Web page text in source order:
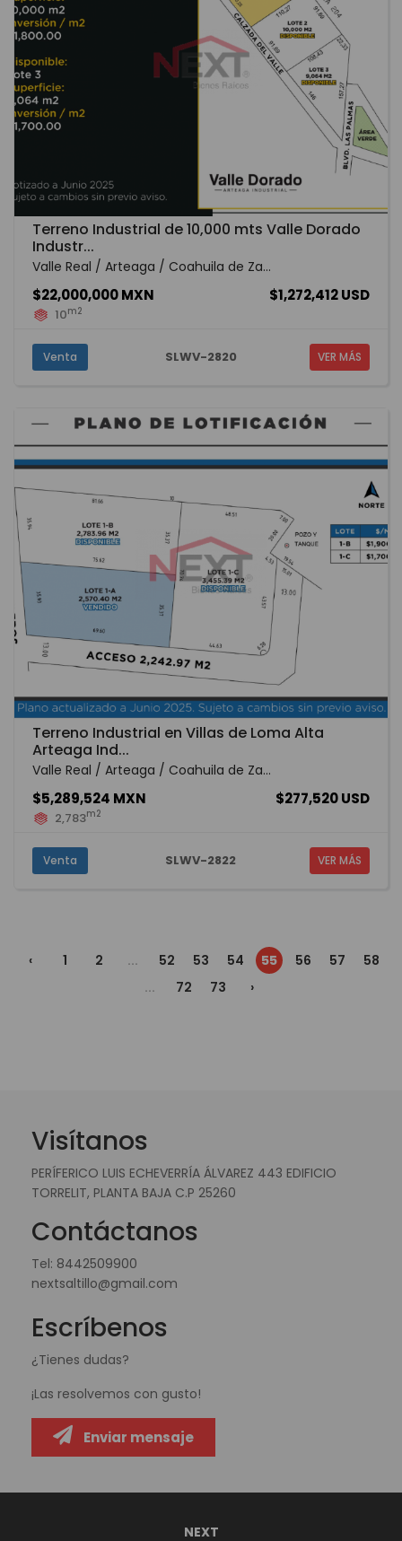
Terreno Industrial de 10,000 mts Valle Dorado
Industr...
Valle Real / Arteaga / Coahuila de Za...
$22,000,000 MXN $1,272,412 USD
10m2
Venta SLWV-2820 VER MÁS
Terreno Industrial en Villas de Loma Alta
Arteaga Ind...
Valle Real / Arteaga / Coahuila de Za...
$5,289,524 MXN $277,520 USD
2,783m2
Venta SLWV-2822 VER MÁS
‹ 1 2 ... 52 53 54 55 56 57
58
...
72 73 ›
Visítanos
PERÍFERICO LUIS ECHEVERRÍA ÁLVAREZ 443 EDIFICIO
TORRELIT, PLANTA BAJA C.P 25260
Contáctanos
Tel: 8442509900
nextsaltillo@gmail.com
Escríbenos
¿Tienes dudas?
¡Las resolvemos con gusto!
Enviar mensaje
NEXT